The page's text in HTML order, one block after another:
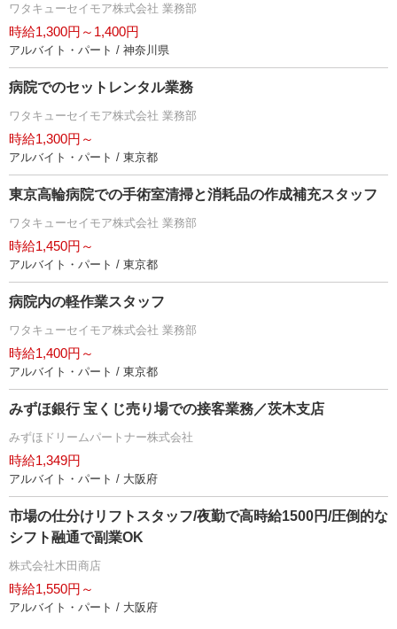
ワタキューセイモア株式会社 業務部
時給1,300円～1,400円
アルバイト・パート / 神奈川県
病院でのセットレンタル業務
ワタキューセイモア株式会社 業務部
時給1,300円～
アルバイト・パート / 東京都
東京高輪病院での手術室清掃と消耗品の作成補充スタッフ
ワタキューセイモア株式会社 業務部
時給1,450円～
アルバイト・パート / 東京都
病院内の軽作業スタッフ
ワタキューセイモア株式会社 業務部
時給1,400円～
アルバイト・パート / 東京都
みずほ銀行 宝くじ売り場での接客業務／茨木支店
みずほドリームパートナー株式会社
時給1,349円
アルバイト・パート / 大阪府
市場の仕分けリフトスタッフ/夜勤で高時給1500円/圧倒的な
シフト融通で副業OK
株式会社木田商店
時給1,550円～
アルバイト・パート / 大阪府